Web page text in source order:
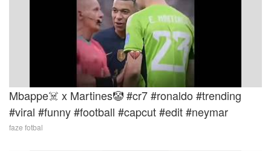
Mbappe☠️ x Martines🤡 #cr7 #ronaldo #trending
#viral #funny #football #capcut #edit #neymar
faze fotbal